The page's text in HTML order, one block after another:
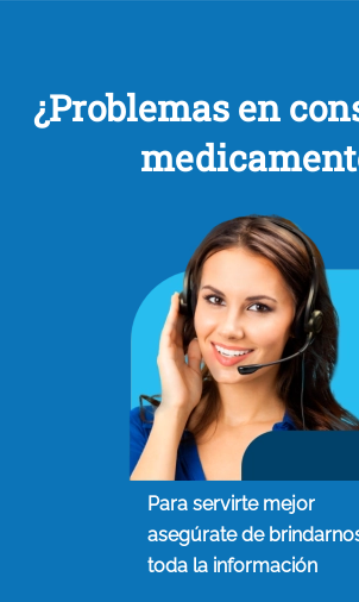
¿Problemas en
Para servirte mejor
asegúrate de
toda la información